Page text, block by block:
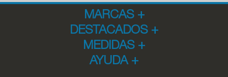
MARCAS +
DESTACADOS +
MEDIDAS +
AYUDA +